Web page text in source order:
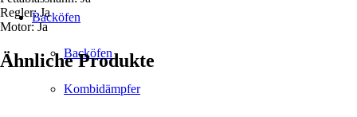
Backöfen
Backöfen
Kombidämpfer
Regler: Ja
Motor: Ja
Ähnliche Produkte